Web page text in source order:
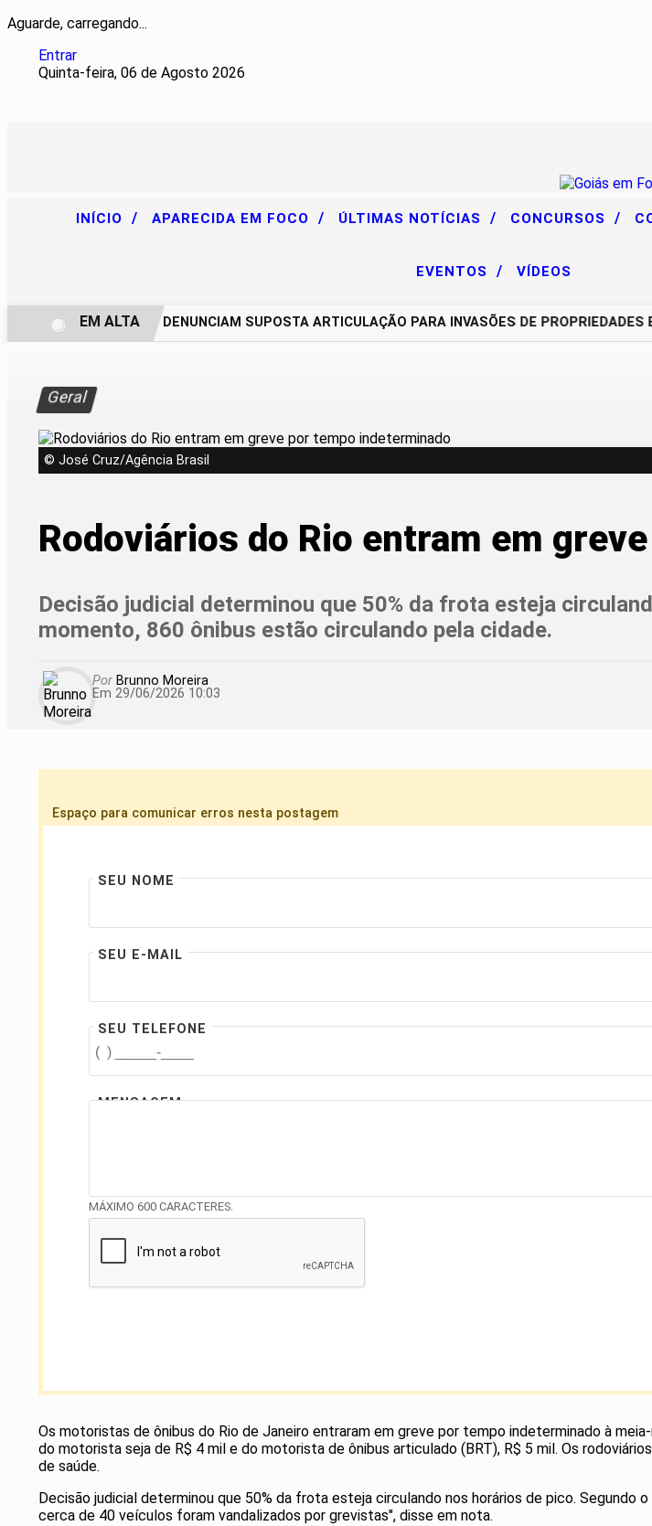
Aguarde, carregando...
Entrar
Quinta-feira, 06 de Agosto 2026
INÍCIO / APARECIDA EM FOCO / ÚLTIMAS NOTÍCIAS / CONCURSOS /
EVENTOS / VÍDEOS
CHACAREIROS DENUNCIAM SUPOSTA ARTICULAÇÃO PARA INVASÕES DE PROPRIEDADES EM
EM ALTA
Geral
© José Cruz/Agência Brasil
Rodoviários do Rio entram em
Decisão judicial determinou que 50% da frota esteja
momento, 860 ônibus estão circulando pela cidade.
Por Brunno Moreira
Em 29/06/2026 10:03
Espaço para comunicar erros nesta postagem
SEU NOME
SEU E-MAIL
SEU TELEFONE
MENSAGEM
MÁXIMO 600 CARACTERES.
Os motoristas de ônibus do Rio de Janeiro entraram em greve por tempo indeterminado à
do motorista seja de R$ 4 mil e do motorista de ônibus articulado (BRT), R$ 5 mil. Os
de saúde.
Decisão judicial determinou que 50% da frota esteja circulando nos horários de pico.
cerca de 40 veículos foram vandalizados por grevistas", disse em nota.